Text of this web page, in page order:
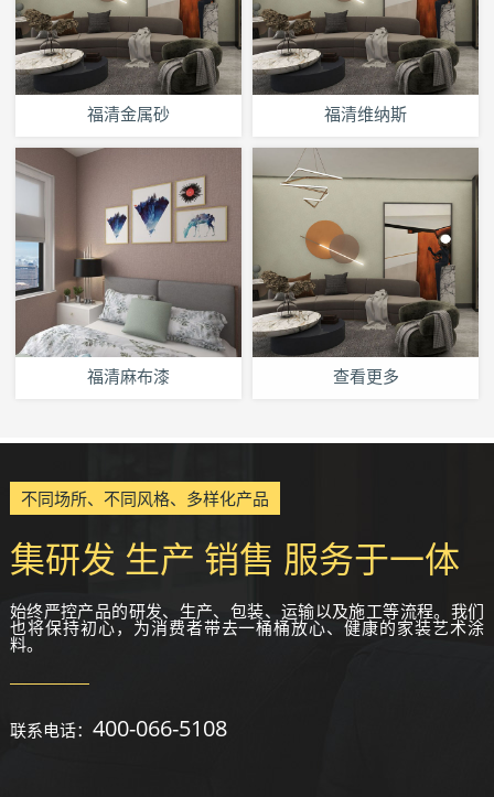
福清金属砂 福清维纳斯
福清麻布漆 查看更多
不同场所、不同风格、多样化产品
集研发 生产 销售 服务于一体
始终严控产品的研发、生产、包装、运输以及施工等流程。我们
也将保持初心，为消费者带去一桶桶放心、健康的家装艺术涂
料。
联系电话： 400-066-5108